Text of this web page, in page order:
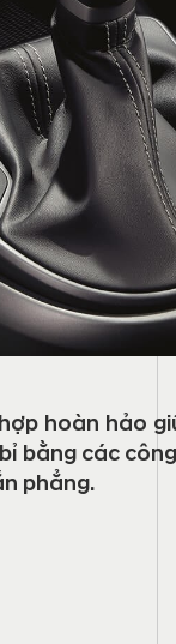
hoàn hảo
bằng các
phẳng.